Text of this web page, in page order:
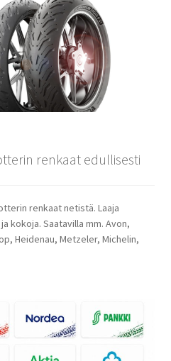
renkaat edullisesti
renkaat netistä. Laaja
kokoja. Saatavilla mm. Avon,
Heidenau, Metzeler, Michelin,